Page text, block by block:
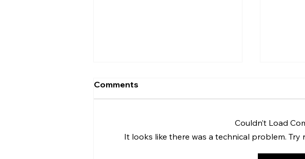
Comments
Couldn’t Load
It looks like there was a technical problem.